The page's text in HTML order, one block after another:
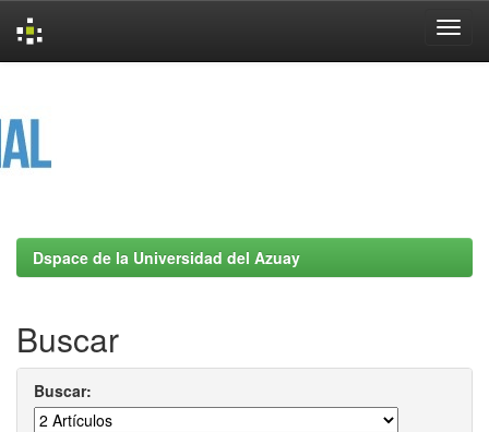
Dspace de la Universidad del Azuay
Buscar
Buscar: